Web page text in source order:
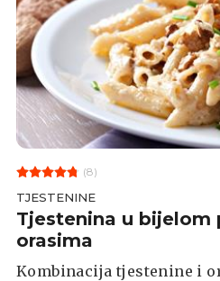
(8)
TJESTENINE
Tjestenina u bijelom
orasima
Kombinacija tjestenine i